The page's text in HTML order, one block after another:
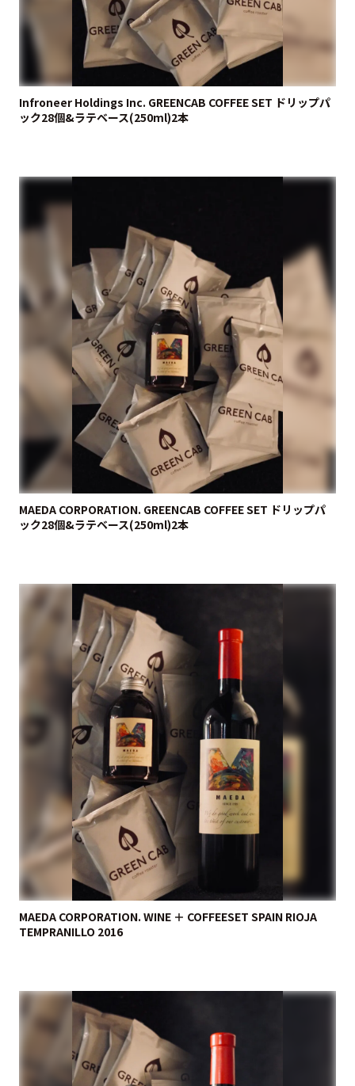
Infroneer Holdings Inc. GREENCAB COFFEE SET ドリップパ
ック28個&ラテベース(250ml)2本
MAEDA CORPORATION. GREENCAB COFFEE SET ドリップパ
ック28個&ラテベース(250ml)2本
MAEDA CORPORATION. WINE ＋ COFFEESET SPAIN RIOJA
TEMPRANILLO 2016